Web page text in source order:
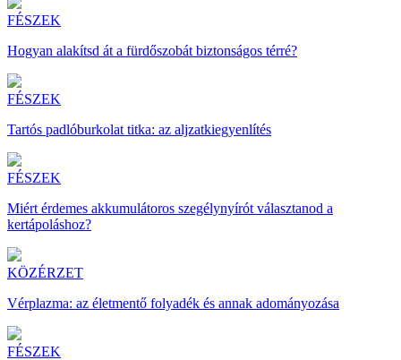
FÉSZEK
Hogyan alakítsd át a fürdőszobát biztonságos térré?
FÉSZEK
Tartós padlóburkolat titka: az aljzatkiegyenlítés
FÉSZEK
Miért érdemes akkumulátoros szegélynyírót választanod a
kertápoláshoz?
KÖZÉRZET
Vérplazma: az életmentő folyadék és annak adományozása
FÉSZEK